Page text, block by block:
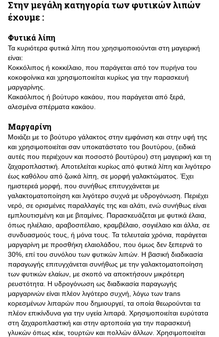
Στην μεγάλη κατηγορία των φυτικών λιπών
έχουμε :
Φυτικά λίπη
Τα κυριότερα φυτικά λίπη που χρησιμοποιούνται στη μαγειρική
είναι:
Κοκκόλιπος ή κοκκέλαιο, που παράγεται από τον πυρήνα του
κοκοφοίνικα και χρησιμοποιείται κυρίως για την παρασκευή
μαργαρίνης.
Κακαόλιπος ή βούτυρο κακάου, που παράγεται από ξερά,
αλεσμένα σπέρματα κακάου.
Μαργαρίνη
Μοιάζει με το βούτυρο γάλακτος στην εμφάνιση και στην υφή της
και χρησιμοποιείται σαν υποκατάστατο του βουτύρου, (ειδικά
αυτές που περιέχουν και ποσοστό βουτύρου) στη μαγειρική και τη
ζαχαροπλαστική. Αποτελείται κυρίως από φυτικά λίπη και λιγότερο
έως καθόλου από ζωικά λίπη, σε μορφή γαλακτώματος. Έχει
ημιστερεά μορφή, που συνήθως επιτυγχάνεται με
γαλακτοματοποίηση και λιγότερο συχνά με υδρογόνωση. Περιέχει
νερό, σε ορισμένες παραλλαγές της και αλάτι, ενώ συνήθως είναι
εμπλουτισμένη και με βιταμίνες. Παρασκευάζεται με φυτικά έλαια,
όπως ηλιέλαιο, αραβοσιτέλαιο, κραμβέλαιο, σογιέλαιο και άλλα, σε
συνδυασμούς τους, ή μόνα τους. Τα τελευταία χρόνια, παράγεται
μαργαρίνη με προσθήκη ελαιολάδου, που όμως δεν ξεπερνά το
30%, επί του συνόλου των φυτικών λιπών. Η βασική διαδικασία
παραγωγής επιτυγχάνεται συνήθως με την γαλακτοματοποίηση
των φυτικών ελαίων, με σκοπό να αποκτήσουν μικρότερη
ρευστότητα. Η υδρογόνωση ως διαδικασία παραγωγής
μαργαρινών είναι πλέον λιγότερο συχνή, λόγω των trans
κορεσμένων λιπαρών που δημιουργεί, τα οποία θεωρούνται τα
πλέον επικίνδυνα για την υγεία λιπαρά. Χρησιμοποιείται ευρύτατα
στη ζαχαροπλαστική και στην αρτοποιία για την παρασκευή
γλυκών όπως κέικ, τουρτών και πολλών άλλων. Χρησιμοποιείται